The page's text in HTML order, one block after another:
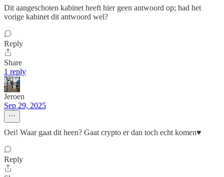
Dit aangeschoten kabinet heeft hier geen antwoord op; had het
vorige kabinet dit antwoord wel?
Reply
Share
1 reply
Jeroen
Sep 29, 2025
Oei! Waar gaat dit heen? Gaat crypto er dan toch echt komen♥️
Reply